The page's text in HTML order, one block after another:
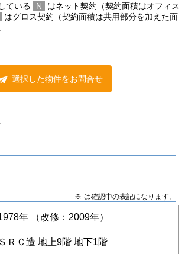
ている
N
はネット契約（契約面積はオフィス
はグロス契約（契約面積は共用部分を加えた面
選択した物件をお問合せ
※-は確認中の表記になります。
年 （改修：2009年）
ＳＲＣ造 地上9階 地下1階